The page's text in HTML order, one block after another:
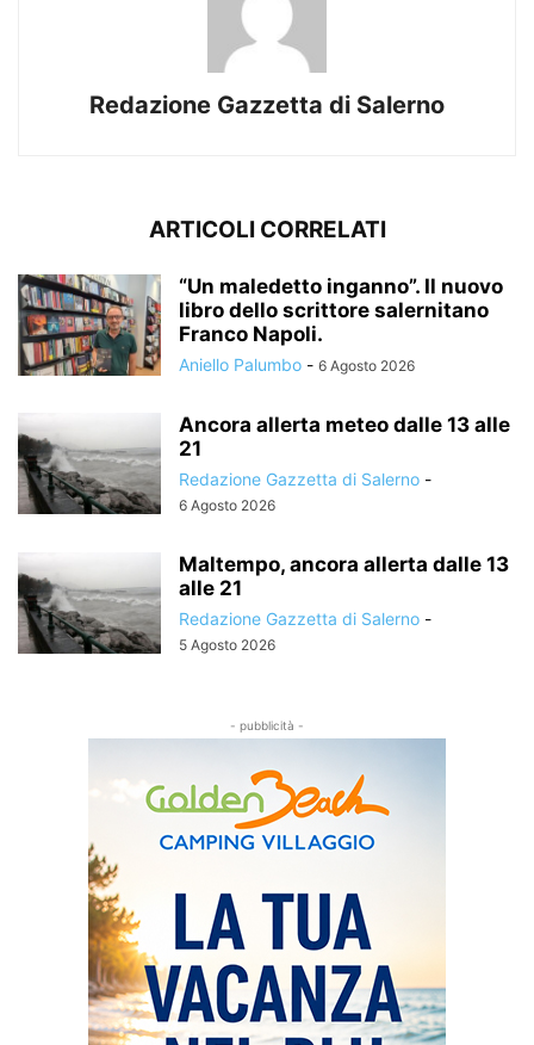
Redazione Gazzetta di Salerno
ARTICOLI CORRELATI
“Un maledetto inganno”. Il nuovo
libro dello scrittore salernitano
Franco Napoli.
Aniello Palumbo - 6 Agosto 2026
Ancora allerta meteo dalle 13 alle
21
Redazione Gazzetta di Salerno -
6 Agosto 2026
Maltempo, ancora allerta dalle 13
alle 21
Redazione Gazzetta di Salerno -
5 Agosto 2026
- pubblicità -